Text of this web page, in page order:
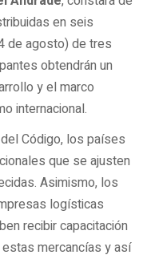
en seis
de agosto) de tres
obtendrán un
y el marco
internacional.
Código, los países
que se ajusten
Asimismo, los
logísticas
recibir capacitación
mercancías y así